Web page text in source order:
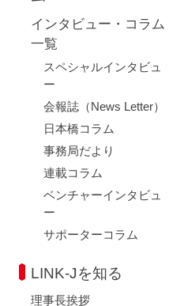
インタビュー・コラム
一覧
スペシャルインタビュ
ー
会報誌（News Letter）
日本橋コラム
事務局だより
連載コラム
ベンチャーインタビュ
ー
サポーターコラム
LINK-Jを知る
理事長挨拶